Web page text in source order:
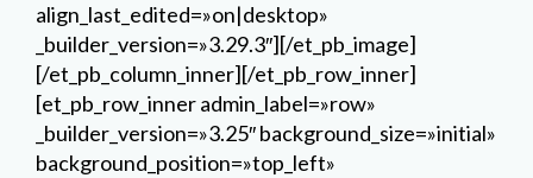
align_last_edited=»on|desktop»
_builder_version=»3.29.3″][/et_pb_image]
[/et_pb_column_inner][/et_pb_row_inner]
[et_pb_row_inner admin_label=»row»
_builder_version=»3.25″ background_size=»initial»
background_position=»top_left»